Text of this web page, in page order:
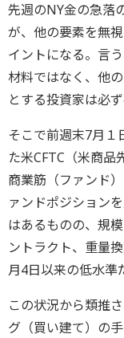
先週のNY金の急落
が、他の要素を無
イントになる。言
材料ではなく、他
とする投資家は必ず
そこで前週末7月
た米CFTC（米商
商業筋（ファンド
ァンドポジション
はあるものの、規
ントラクト、重量
月4日以来の低水準
この状況から類推
グ（買い建て）の